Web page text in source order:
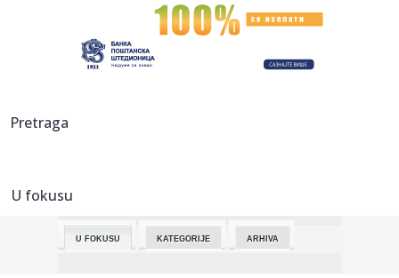
Crnogorski pomorci u dobrom stanju pošto je njihov brod
13:40:Blizanci skončali na stravičan način: Hteli da spasu
autobusim...
13:32:
13:32: Нови Сад на ECoC Echo семинару у ...
Pretraga
U fokusu
U FOKUSU KATEGORIJE ARHIVA